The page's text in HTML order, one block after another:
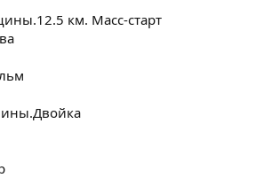
км. Масс-старт